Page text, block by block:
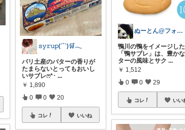
𝚜𝚢𝚛𝚞𝚙(ˊ˘ˋ)🛒𓂃
パリ土産のバターの香りが
たまらないとってもおいし
いサブレෆ*･ ...
￥ 1,890
0 0 20
コレ いいね
ぬーとん@フォロバ100％
鴨川の鴨をイメージした
「鴨サブレ」は、豊か
ターの風味とサク ...
￥ 1,512
0 0 29
コレ いい